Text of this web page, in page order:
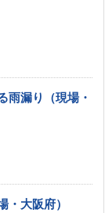
雨漏り（現場・
・大阪府）